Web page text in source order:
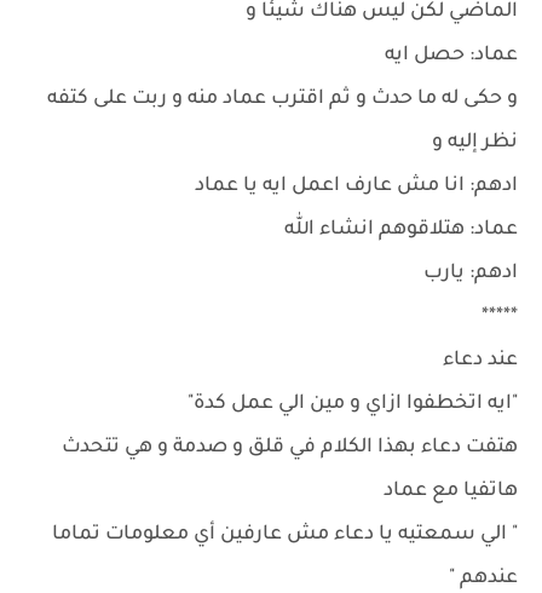
الماضي لكن ليس هناك شيئا و
عماد: حصل ايه
و حكى له ما حدث و ثم اقترب عماد منه و ربت على كتفه
نظر إليه و
ادهم: انا مش عارف اعمل ايه يا عماد
عماد: هتلاقوهم انشاء الله
ادهم: يارب
*****
عند دعاء
"ايه اتخطفوا ازاي و مين الي عمل كدة"
هتفت دعاء بهذا الكلام في قلق و صدمة و هي تتحدث
هاتفيا مع عماد
" الي سمعتيه يا دعاء مش عارفين أي معلومات تماما
عندهم "